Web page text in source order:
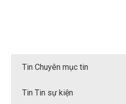
Tin Chuyên mục tin
Tin Tin sự kiện